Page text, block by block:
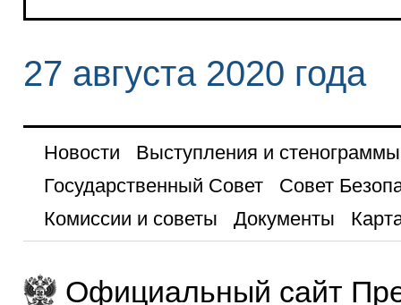
27 августа 2020 года
Новости
Выступления и стенограммы
Государственный Совет
Совет
Комиссии и советы
Документы
Официальный сайт